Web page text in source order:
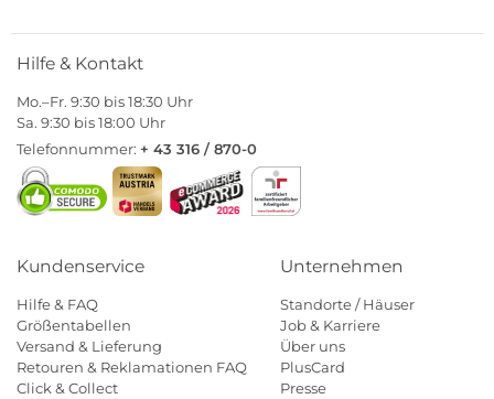
Hilfe & Kontakt
Mo.–Fr. 9:30 bis 18:30 Uhr
Sa. 9:30 bis 18:00 Uhr
Telefonnummer: + 43 316 / 870-0
Kundenservice
Hilfe & FAQ
Größentabellen
Versand & Lieferung
Retouren & Reklamationen FAQ
Click & Collect
Unternehmen
Standorte / Häuser
Job & Karriere
Über uns
PlusCard
Presse